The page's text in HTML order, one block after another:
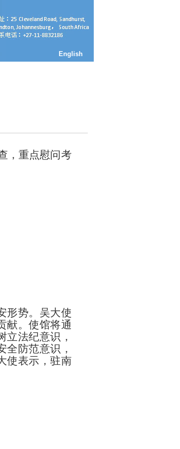
English
，重点慰问考
形势。吴大使
献。使馆将通
法纪意识，
防范意识，
使表示，驻南